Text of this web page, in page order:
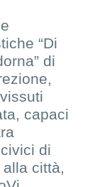
“Di
di
capaci
di
città,